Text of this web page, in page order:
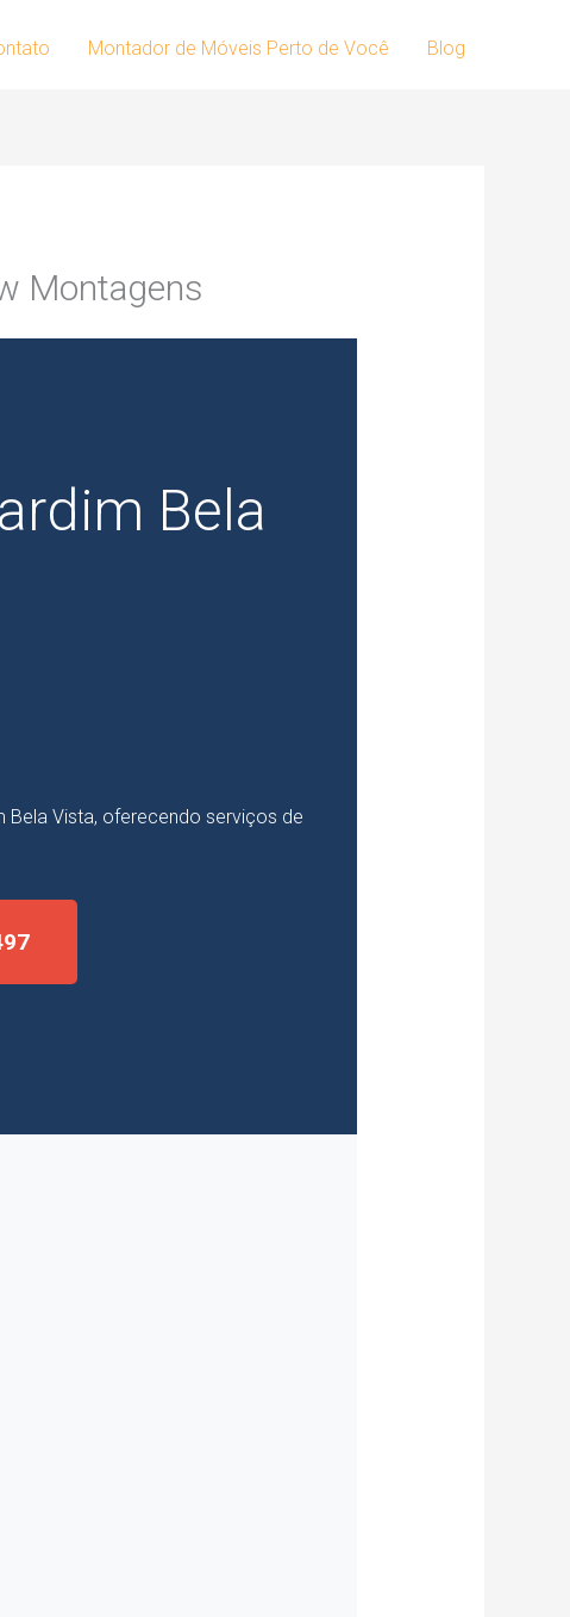
Montador de Móveis Perto de Você Blog
Montagens
Bela
Vista, oferecendo serviços de